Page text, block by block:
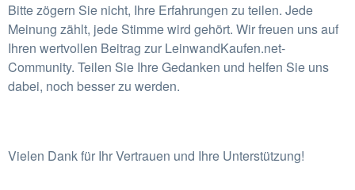
Bitte zögern Sie nicht, Ihre Erfahrungen zu teilen. Jede
Meinung zählt, jede Stimme wird gehört. Wir freuen uns auf
Ihren wertvollen Beitrag zur LeinwandKaufen.net-
Community. Teilen Sie Ihre Gedanken und helfen Sie uns
dabei, noch besser zu werden.
Vielen Dank für Ihr Vertrauen und Ihre Unterstützung!